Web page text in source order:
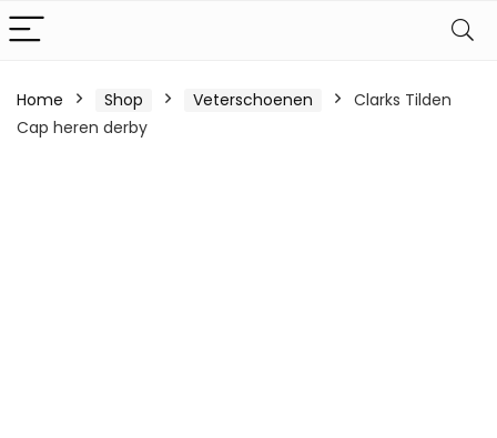
Home Shop Veterschoenen
Clarks Tilden
Cap heren derby